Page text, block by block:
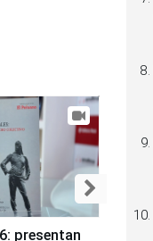
presentan